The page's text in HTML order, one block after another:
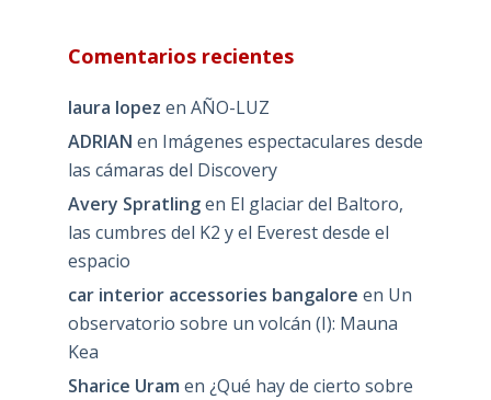
Comentarios recientes
laura lopez en AÑO-LUZ
ADRIAN en Imágenes espectaculares desde
las cámaras del Discovery
Avery Spratlingen El glaciar del Baltoro,
las cumbres del K2 y el Everest desde el
espacio
car interior accessories bangalore en Un
observatorio sobre un volcán (I): Mauna
Kea
Sharice Uram en ¿Qué hay de cierto sobre